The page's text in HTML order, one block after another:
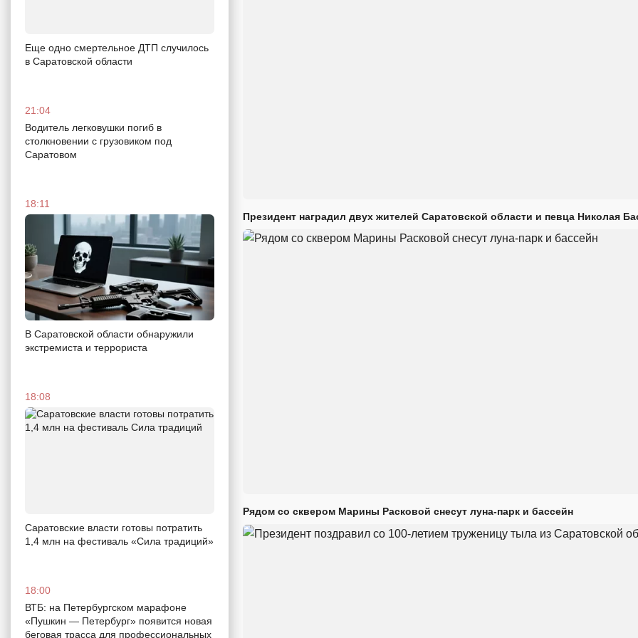
Еще одно смертельное ДТП случилось
в Саратовской области
21:04
Водитель легковушки погиб в
столкновении с грузовиком под
Саратовом
18:11
В Саратовской области обнаружили
экстремиста и террориста
18:08
Саратовские власти готовы потратить
1,4 млн на фестиваль «Сила традиций»
18:00
ВТБ: на Петербургском марафоне
«Пушкин — Петербург» появится новая
беговая трасса для профессиональных
Президент наградил двух жителей Саратовской области и певца Николая
Рядом со сквером Марины Расковой снесут луна-парк и бассейн